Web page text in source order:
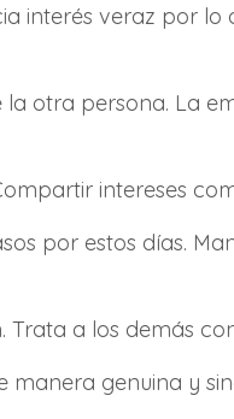
interés veraz por
la otra persona. La
intereses
por estos días.
Trata a los demás
manera genuina y